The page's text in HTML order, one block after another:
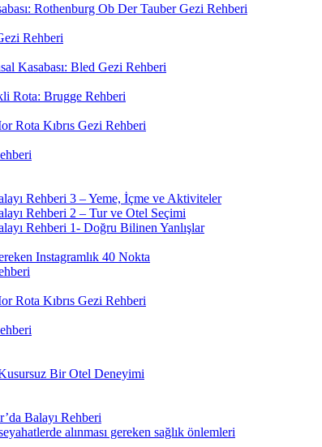
Rothenburg Ob Der Tauber Gezi Rehberi
Rehberi
Kasabası: Bled Gezi Rehberi
Rota: Brugge Rehberi
Rota Kıbrıs Gezi Rehberi
Rehberi 3 – Yeme, İçme ve Aktiviteler
Rehberi 2 – Tur ve Otel Seçimi
Rehberi 1- Doğru Bilinen Yanlışlar
Instagramlık 40 Nokta
Rota Kıbrıs Gezi Rehberi
Bir Otel Deneyimi
Balayı Rehberi
alınması gereken sağlık önlemleri